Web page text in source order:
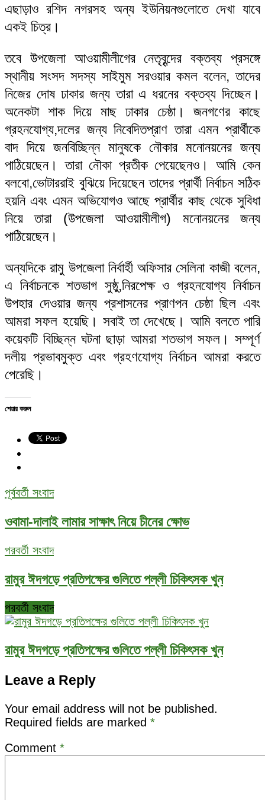
এছাড়াও রশিদ নগরসহ অন্য ইউনিয়নগুলোতে দেখা যাবে
একই চিত্র।
তবে উপজেলা আওয়ামীলীগের নেতৃবৃন্দের বক্তব্য প্রসঙ্গে
স্থানীয় সংসদ সদস্য সাইমুম সরওয়ার কমল বলেন, তাদের
নিজের দোষ ঢাকার জন্য তারা এ ধরনের বক্তব্য দিচ্ছেন।
অনেকটা শাক দিয়ে মাছ ঢাকার চেষ্ঠা। জনগণের কাছে
গ্রহনযোগ্য,দলের জন্য নিবেদিতপ্রাণ তারা এমন প্রার্থীকে
বাদ দিয়ে জনবিচ্ছিন্ন মানুষকে নৌকার মনোনয়নের জন্য
পাঠিয়েছেন। তারা নৌকা প্রতীক পেয়েছেনও। আমি কেন
বলবো,ভোটাররাই বুঝিয়ে দিয়েছেন তাদের প্রার্থী নির্বাচন সঠিক
হয়নি এবং এমন অভিযোগও আছে প্রার্থীর কাছ থেকে সুবিধা
নিয়ে তারা (উপজেলা আওয়ামীলীগ) মনোনয়নের জন্য
পাঠিয়েছেন।
অন্যদিকে রামু উপজেলা নির্বার্হী অফিসার সেলিনা কাজী বলেন,
এ নির্বাচনকে শতভাগ সুষ্ঠু,নিরপেক্ষ ও গ্রহনযোগ্য নির্বাচন
উপহার দেওয়ার জন্য প্রশাসনের প্রাণপন চেষ্ঠা ছিল এবং
আমরা সফল হয়েছি। সবাই তা দেখেছে। আমি বলতে পারি
কয়েকটি বিচ্ছিন্ন ঘটনা ছাড়া আমরা শতভাগ সফল। সম্পূর্ণ
দলীয় প্রভাবমুক্ত এবং গ্রহণযোগ্য নির্বাচন আমরা করতে
পেরেছি।
শেয়ার করুন
পূর্ববর্তী সংবাদ
ওবামা-দালাই লামার সাক্ষাৎ নিয়ে চীনের ক্ষোভ
পরবর্তী সংবাদ
রামুর ঈদগড়ে প্রতিপক্ষের গুলিতে পল্লী চিকিৎসক খুন
পরবর্তী সংবাদ
রামুর ঈদগড়ে প্রতিপক্ষের গুলিতে পল্লী চিকিৎসক খুন
Leave a Reply
Your email address will not be published.
Required fields are marked *
Comment *